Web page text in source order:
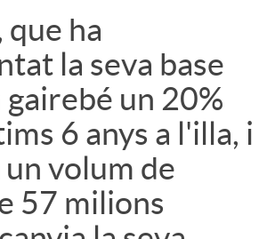
que ha
la seva base
gairebé un 20%
6 anys a l'illa, i
volum de
57 milions